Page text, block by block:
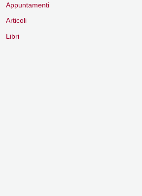
Appuntamenti
Articoli
Libri